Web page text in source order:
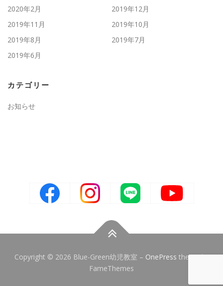
2020年2月
2019年12月
2019年11月
2019年10月
2019年8月
2019年7月
2019年6月
カテゴリー
お知らせ
Copyright © 2026 Blue-Green幼児教室 – OnePress theme by
FameThemes